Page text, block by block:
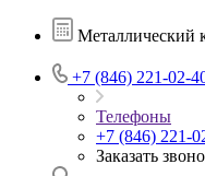
Металлический
+7 (846) 221-02-
Телефоны
+7 (846) 221-
Заказать